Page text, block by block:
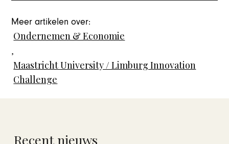
Meer artikelen over:
Ondernemen & Economie
,
Maastricht University / Limburg Innovation
Challenge
Recent nieuws